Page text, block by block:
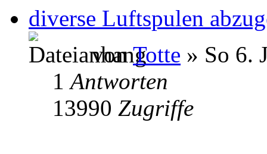
diverse Luftspulen
vonTotte » So 6.
1Antworten
13990 Zugriffe